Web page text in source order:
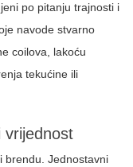
po pitanju trajnosti i
navode stvarno
coilova, lakoću
tekućine ili
vrijednost
brendu. Jednostavni